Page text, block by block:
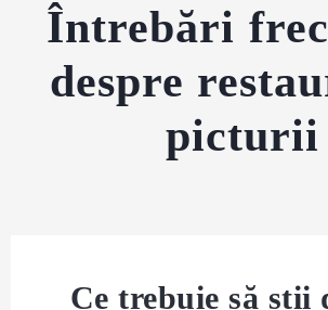
Întrebări
despre
picturii
Ce trebuie să știi